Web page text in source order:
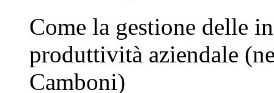
Come la gestione delle
produttività aziendale
Camboni)